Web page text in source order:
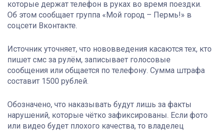
которые держат телефон в руках во время поездки.
Об этом сообщает группа «Мой город – Пермь!» в
соцсети Вконтакте.
Источник уточняет, что нововведения касаются тех, кто
пишет смс за рулём, записывает голосовые
сообщения или общается по телефону. Сумма штрафа
составит 1500 рублей.
Обозначено, что наказывать будут лишь за факты
нарушений, которые чётко зафиксированы. Если фото
или видео будет плохого качества, то владелец